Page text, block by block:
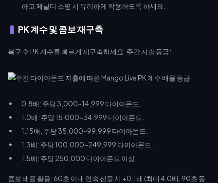
하고 페널티 소명 시 유리하게 작용하도록 하세요.
PK 계수 및 콤보 재구축
복구 후 PK 계수를 빠르게 재구축하세요. 주간 지출 등급:
0.8배: 주당 3,000~14,999 다이아몬드.
1.0배: 주당 15,000~34,999 다이아몬드.
1.15배: 주당 35,000~99,999 다이아몬드.
1.3배: 주당 100,000~249,999 다이아몬드.
1.5배: 주당 250,000 다이아몬드 이상.
콤보 배율 활용: 60초 이내 연속 선물 시 +0.1배 (최대 4.0배, 90초 동